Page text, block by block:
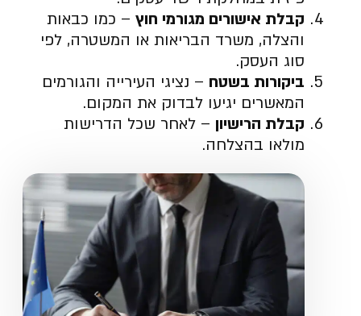
קבלת אישורים מגורמי חוץ – כמו כבאות
והצלה, משרד הבריאות או המשטרה, לפי
סוג העסק.
ביקורות בשטח – נציגי העירייה והגורמים
המאשרים יגיעו לבדוק את המקום.
קבלת הרישיון – לאחר שכל הדרישות
מולאו בהצלחה.